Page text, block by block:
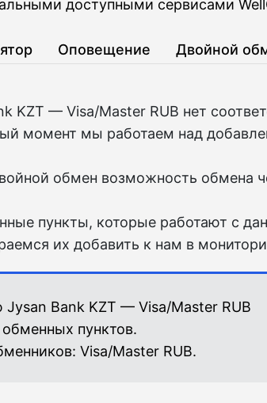
доступными сервисами
Оповещение Двойной
KZT — Visa/Master RUB нет
момент мы работаем над
обмен возможность обмена
пункты, которые работают с
их добавить к нам в
Jysan Bank KZT — Visa/Master RUB
пунктов.
Visa/Master RUB.